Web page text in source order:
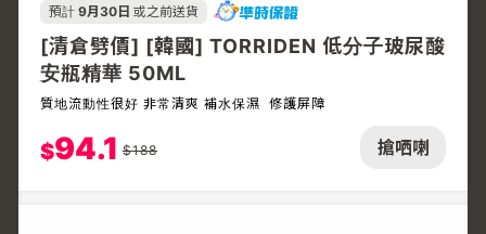
搶哂喇
預計 9月30日 或之前送貨
[清倉劈價] [韓國] TORRIDEN 低分子玻尿酸
安瓶精華 50ML
質地流動性很好 非常清爽 補水保濕 修護屏障
$94.1 $188